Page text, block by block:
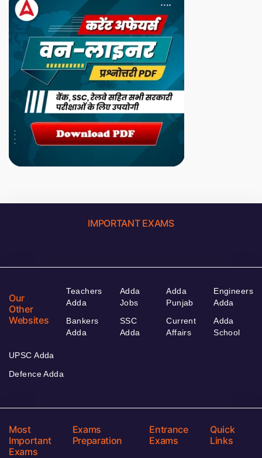
IMPORTANT EXAMS
Our
Other
Websites
Teachers
Adda
Bankers
Adda
Adda
Jobs
SSC
Adda
Adda
Punjab
Current
Affairs
Engineers
Adda
Adda
School
UPSC Adda
Defence Adda
Most
Important
Exams
Exams
Preparation
Entrance
Exams
Quick
Links